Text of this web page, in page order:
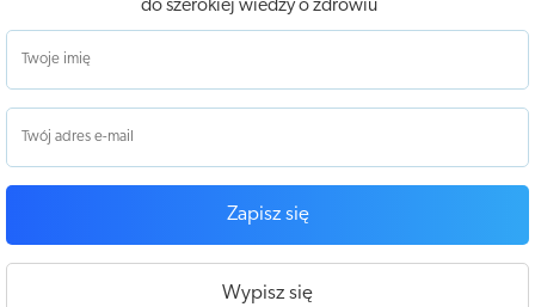
do szerokiej wiedzy o zdrowiu
Zapisz się
Wypisz się